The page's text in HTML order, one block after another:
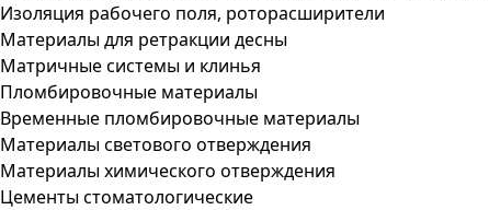
Изоляция рабочего поля, роторасширители
Материалы для ретракции десны
Матричные системы и клинья
Пломбировочные материалы
Временные пломбировочные материалы
Материалы светового отверждения
Материалы химического отверждения
Цементы стоматологические